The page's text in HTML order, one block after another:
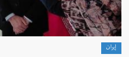
إيران